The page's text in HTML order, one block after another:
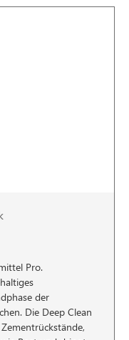
Pro.
der
Die Deep Clean